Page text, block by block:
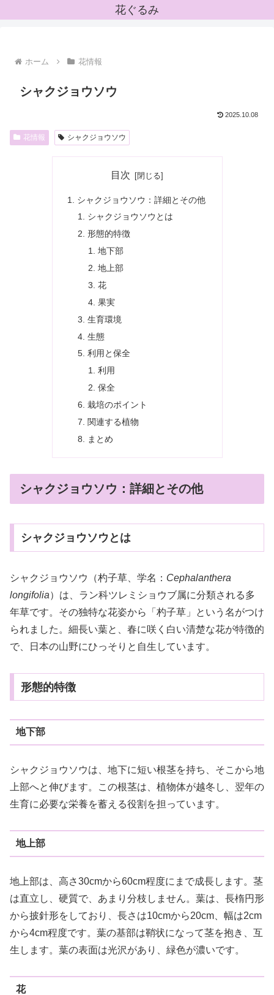
花ぐるみ
ホーム 花情報
シャクジョウソウ
2025.10.08
花情報 シャクジョウソウ
目次
シャクジョウソウ：詳細とその他
シャクジョウソウとは
形態的特徴
地下部
地上部
花
果実
生育環境
生態
利用と保全
利用
保全
栽培のポイント
関連する植物
まとめ
シャクジョウソウ：詳細とその他
シャクジョウソウとは
シャクジョウソウ（杓子草、学名： Cephalanthera
longifolia）は、ラン科ツレミショウブ属に分類される多
年草です。その独特な花姿から「杓子草」という名がつけ
られました。細長い葉と、春に咲く白い清楚な花が特徴的
で、日本の山野にひっそりと自生しています。
形態的特徴
地下部
シャクジョウソウは、地下に短い根茎を持ち、そこから地
上部へと伸びます。この根茎は、植物体が越冬し、翌年の
生育に必要な栄養を蓄える役割を担っています。
地上部
地上部は、高さ30cmから60cm程度にまで成長します。茎
は直立し、硬質で、あまり分枝しません。葉は、長楕円形
から披針形をしており、長さは10cmから20cm、幅は2cm
から4cm程度です。葉の基部は鞘状になって茎を抱き、互
生します。葉の表面は光沢があり、緑色が濃いです。
花